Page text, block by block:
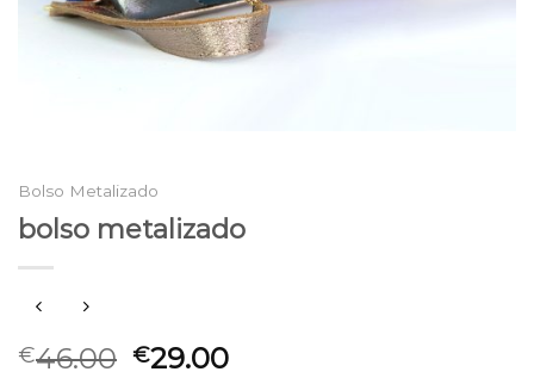
Bolso Metalizado
bolso metalizado
€46.00 €29.00